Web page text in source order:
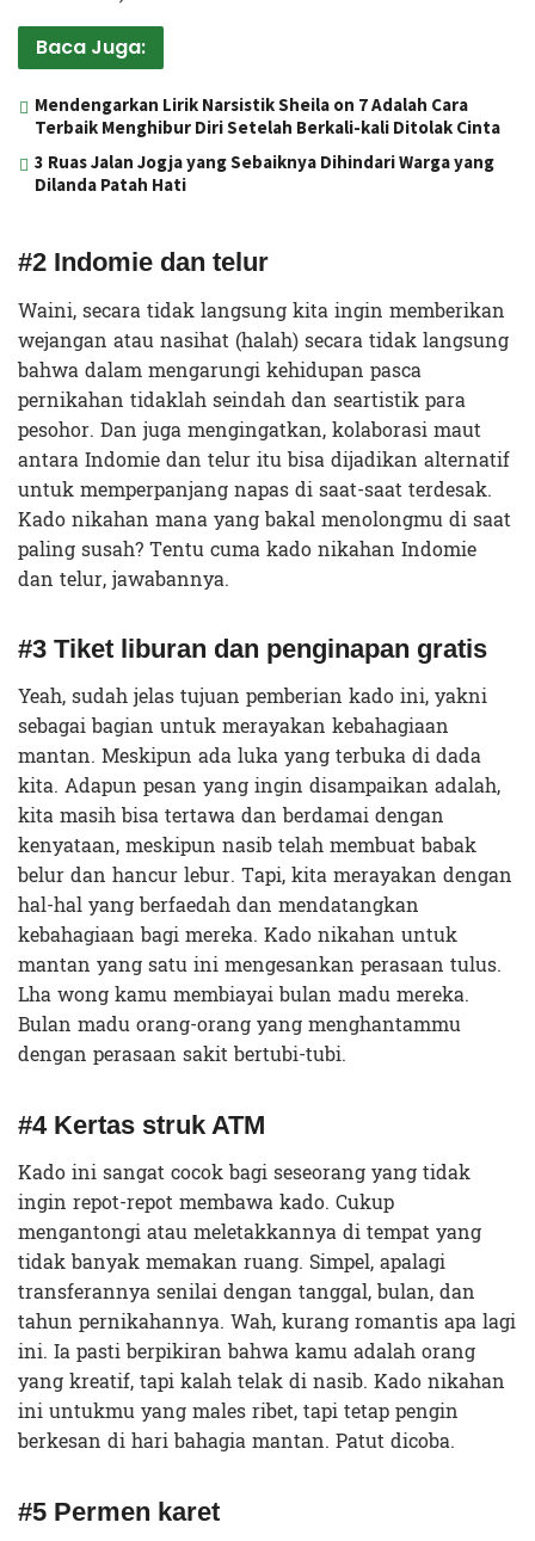
Baca Juga:
Mendengarkan Lirik Narsistik Sheila on 7 Adalah Cara
Terbaik Menghibur Diri Setelah Berkali-kali Ditolak Cinta
3 Ruas Jalan Jogja yang Sebaiknya Dihindari Warga yang
Dilanda Patah Hati
#2 Indomie dan telur
Waini, secara tidak langsung kita ingin memberikan
wejangan atau nasihat (halah) secara tidak langsung
bahwa dalam mengarungi kehidupan pasca
pernikahan tidaklah seindah dan seartistik para
pesohor. Dan juga mengingatkan, kolaborasi maut
antara Indomie dan telur itu bisa dijadikan alternatif
untuk memperpanjang napas di saat-saat terdesak.
Kado nikahan mana yang bakal menolongmu di saat
paling susah? Tentu cuma kado nikahan Indomie
dan telur, jawabannya.
#3 Tiket liburan dan penginapan gratis
Yeah, sudah jelas tujuan pemberian kado ini, yakni
sebagai bagian untuk merayakan kebahagiaan
mantan. Meskipun ada luka yang terbuka di dada
kita. Adapun pesan yang ingin disampaikan adalah,
kita masih bisa tertawa dan berdamai dengan
kenyataan, meskipun nasib telah membuat babak
belur dan hancur lebur. Tapi, kita merayakan dengan
hal-hal yang berfaedah dan mendatangkan
kebahagiaan bagi mereka. Kado nikahan untuk
mantan yang satu ini mengesankan perasaan tulus.
Lha wong kamu membiayai bulan madu mereka.
Bulan madu orang-orang yang menghantammu
dengan perasaan sakit bertubi-tubi.
#4 Kertas struk ATM
Kado ini sangat cocok bagi seseorang yang tidak
ingin repot-repot membawa kado. Cukup
mengantongi atau meletakkannya di tempat yang
tidak banyak memakan ruang. Simpel, apalagi
transferannya senilai dengan tanggal, bulan, dan
tahun pernikahannya. Wah, kurang romantis apa lagi
ini. Ia pasti berpikiran bahwa kamu adalah orang
yang kreatif, tapi kalah telak di nasib. Kado nikahan
ini untukmu yang males ribet, tapi tetap pengin
berkesan di hari bahagia mantan. Patut dicoba.
#5 Permen karet